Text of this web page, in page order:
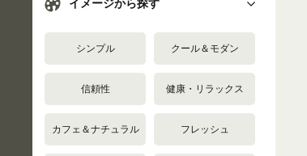
イメージから探す
シンプル クール＆モダン
信頼性 健康・リラックス
カフェ＆ナチュラル フレッシュ